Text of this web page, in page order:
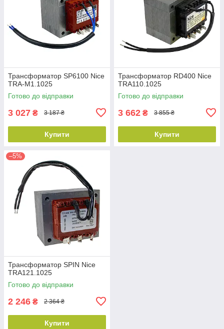
Трансформатор SP6100 Nice
TRA-M1.1025
Готово до відправки
3 027 ₴ 3 187 ₴
Купити
Трансформатор RD400 Nice
TRA110.1025
Готово до відправки
3 662 ₴ 3 855 ₴
Купити
–5%
Трансформатор SPIN Nice
TRA121.1025
Готово до відправки
2 246 ₴ 2 364 ₴
Купити